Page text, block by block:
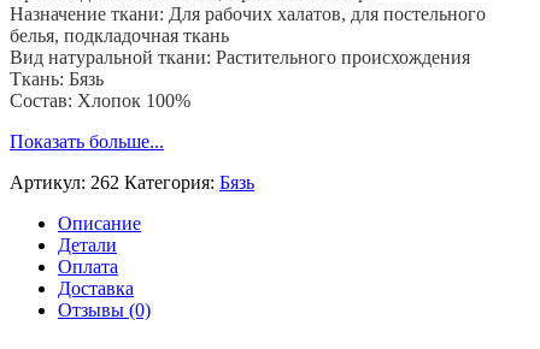
гр,
Кр.
Октябрь,
хб100
%
Назначение ткани: Для рабочих халатов, для постельного
белья, подкладочная ткань
Вид натуральной ткани: Растительного происхождения
Ткань: Бязь
Состав: Хлопок 100%
Показать больше...
Артикул: 262 Категория: Бязь
Описание
Детали
Оплата
Доставка
Отзывы (0)